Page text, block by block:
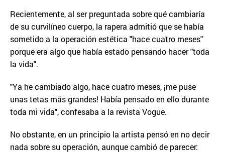
Recientemente, al ser preguntada sobre qué cambiaría
de su curvilíneo cuerpo, la rapera admitió que se había
sometido a la operación estética "hace cuatro meses"
porque era algo que había estado pensando hacer "toda
la vida".
"Ya he cambiado algo, hace cuatro meses, ¡me puse
unas tetas más grandes! Había pensado en ello durante
toda mi vida", confesaba a la revista Vogue.
No obstante, en un principio la artista pensó en no decir
nada sobre su operación, aunque cambió de parecer: